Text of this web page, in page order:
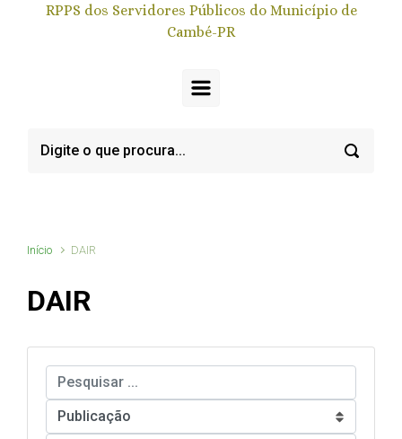
RPPS dos Servidores Públicos do Município de
Cambé-PR
Início DAIR
DAIR